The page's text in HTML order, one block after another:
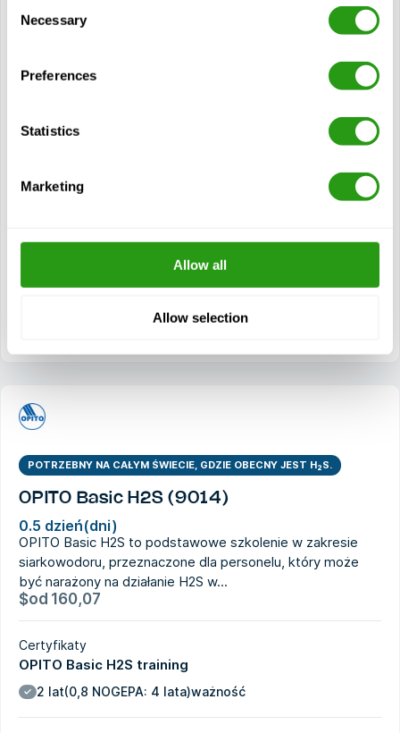
Selection
Necessary
Preferences
Statistics
Marketing
Allow all
Allow selection
Znajomość charakterystyki, zagrożeń i niebezpieczeństw
związanych z H2S
dotyczących pracy z H2S
Wiedza na temat właściwego stosowania i ograniczeń
prawnie wymaganych środków ochrony indywidualnej
korzystanie z nich, a także znajomość ograniczeń tych
Procedury ewakuacji w przypadku alarmu H2S
Udzielanie pierwszej pomocy ofiarom H2S
POTRZEBNY NA CAŁYM ŚWIECIE, GDZIE OBECNY JEST H₂S.
OPITO Basic H2S (9014)
0.5 dzień(dni)
OPITO Basic H2S to podstawowe szkolenie w zakresie
siarkowodoru, przeznaczone dla personelu, który może
być narażony na działanie H2S w...
$od 160,07
Certyfikaty
OPITO Basic H2S training
2 lat(0,8 NOGEPA: 4 lata)ważność